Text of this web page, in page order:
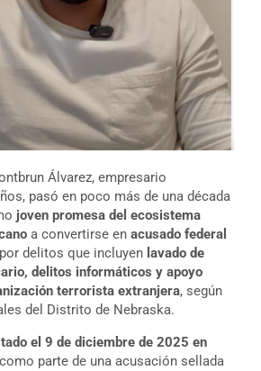
Álvarez, empresario
pasó en poco más de una década
joven promesa del ecosistema
a convertirse en acusado federal
por delitos que incluyen lavado de
delitos informáticos y apoyo
terrorista extranjera, según
del Distrito de Nebraska.
el 9 de diciembre de 2025 en
parte de una acusación sellada